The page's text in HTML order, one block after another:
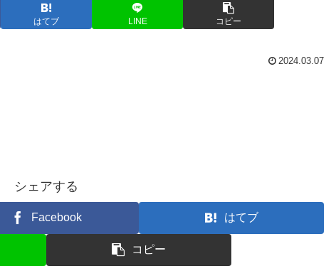
はてブ LINE コピー
2024.03.07
シェアする
Facebook はてブ
コピー